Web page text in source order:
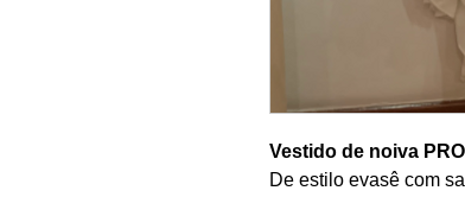
Vestido de noiva
De estilo evasê com